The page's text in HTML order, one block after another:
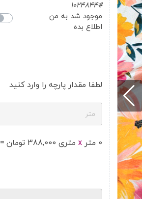
1024844#
موجود شد به من
اطلاع بده
لطفا مقدار پارچه را وارد کنید
متر
0 متر x متری 388,000 تومان =